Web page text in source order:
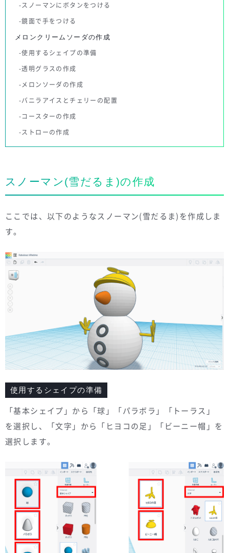
スノーマンにボタンをつける
鏡面で手をつける
メロンクリームソーダの作成
使用するシェイプの準備
透明グラスの作成
メロンソーダの作成
バニラアイスとチェリーの配置
コースターの作成
ストローの作成
スノーマン(雪だるま)の作成
ここでは、以下のようなスノーマン(雪だるま)を作成しま
す。
使用するシェイプの準備
「基本シェイプ」から「球」「パラボラ」「トーラス」
を選択し、「文字」から「ヒヨコの足」「ビーニー帽」を
選択します。